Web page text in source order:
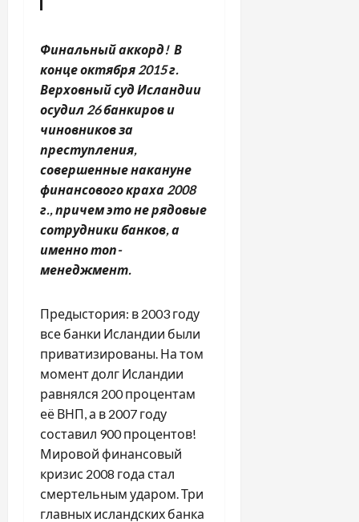
Финальный аккорд! В
конце октября 2015 г.
Верховный суд Исландии
осудил 26 банкиров и
чиновников за
преступления,
совершенные накануне
финансового краха 2008
г., причем это не рядовые
сотрудники банков, а
именно топ-
менеджмент.
Предыстория: в 2003 году
все банки Исландии были
приватизированы. На том
момент долг Исландии
равнялся 200 процентам
её ВНП, а в 2007 году
составил 900 процентов!
Мировой финансовый
кризис 2008 года стал
смертельным ударом. Три
главных исландских банка